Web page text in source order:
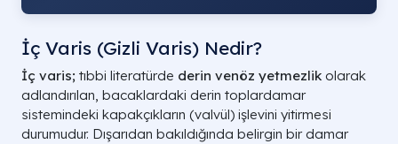
İç Varis (Gizli Varis) Nedir?
İç varis; tıbbi literatürde derin venöz yetmezlik olarak
adlandırılan, bacaklardaki derin toplardamar
sistemindeki kapakçıkların (valvül) işlevini yitirmesi
durumudur. Dışarıdan bakıldığında belirgin bir damar